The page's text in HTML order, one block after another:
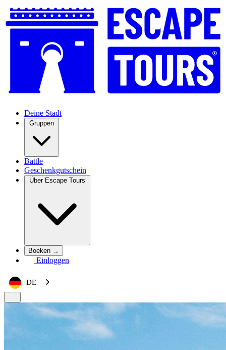
Deine Stadt
Gruppen
Battle
Geschenkgutschein
Über Escape Tours
Boeken →
Einloggen
DE